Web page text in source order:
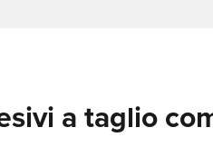
a taglio